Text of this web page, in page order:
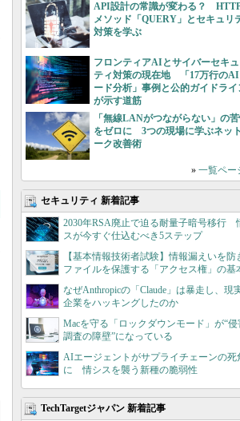
API設計の常識が変わる？
メソッド「QUERY」とセキュリ
対策を学ぶ
フロンティアAIとサイバーセキュ
ティ対策の現在地 「17万行のAI
ード分析」事例と公的ガイドライ
が示す道筋
「無線LANがつながらない」の
をゼロに 3つの現場に学ぶネッ
ーク改善術
» 一覧ペー
セキュリティ 新着記事
2030年RSA廃止で迫る耐量子暗号移行
スが今すぐ仕込むべき5ステップ
【基本情報技術者試験】情報漏えいを防
ファイルを保護する「アクセス権」の基
なぜAnthropicの「Claude」は暴走し、現
企業をハッキングしたのか
Macを守る「ロックダウンモード」が“侵
調査の障壁”になっている
AIエージェントがサプライチェーンの死
に 情シスを襲う新種の脆弱性
TechTargetジャパン 新着記事